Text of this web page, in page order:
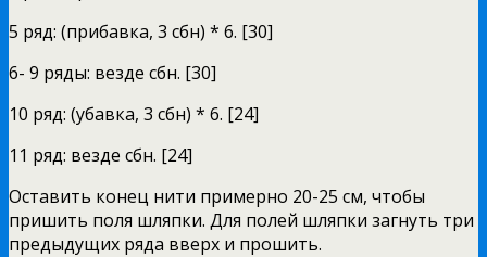
5 ряд: (прибавка, 3 сбн) * 6. [30]
6- 9 ряды: везде сбн. [30]
10 ряд: (убавка, 3 сбн) * 6. [24]
11 ряд: везде сбн. [24]
Оставить конец нити примерно 20-25 см, чтобы
пришить поля шляпки. Для полей шляпки загнуть три
предыдущих ряда вверх и прошить.